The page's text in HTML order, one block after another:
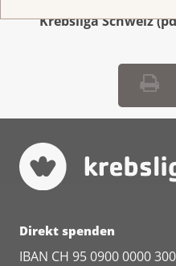
Krebsliga Schweiz(
Direkt spenden
IBAN CH 95 0900 0000